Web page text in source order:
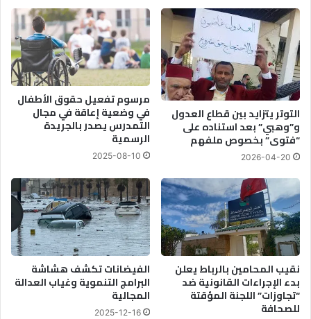
التوتر يتزايد بين قطاع العدول
و”وهبي” بعد استناده على
“فتوى” بخصوص ملفهم
2026-04-20
مرسوم تفعيل حقوق الأطفال
في وضعية إعاقة في مجال
التمدرس يصدر بالجريدة
الرسمية
2025-08-10
نقيب المحامين بالرباط يعلن
بدء الإجراءات القانونية ضد
“تجاوزات” اللجنة المؤقتة
للصحافة
الفيضانات تكشف هشاشة
البرامج التنموية وغياب العدالة
المجالية
2025-12-16